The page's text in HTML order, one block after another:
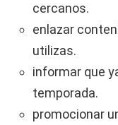
cercanos.
enlazar
utilizas.
informar que
temporada.
promocionar